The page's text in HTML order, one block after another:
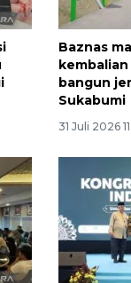
Baznas
bangun
Sukabumi
31 Juli 2026
Jakarta
08-05 18:00:00